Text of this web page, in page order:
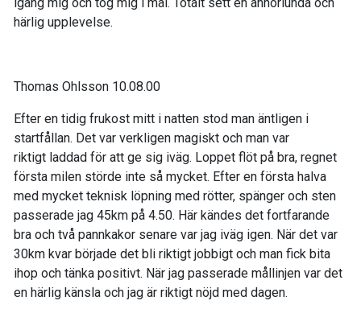
härlig upplevelse.
Thomas Ohlsson 10.08.00
Efter en tidig frukost mitt i natten stod man äntligen i
startfållan. Det var verkligen magiskt och man var
riktigt laddad för att ge sig iväg. Loppet flöt på bra, regnet
första milen störde inte så mycket. Efter en första halva
med mycket teknisk löpning med rötter, spänger och sten
passerade jag 45km på 4.50. Här kändes det fortfarande
bra och två pannkakor senare var jag iväg igen. När det var
30km kvar började det bli riktigt jobbigt och man fick bita
ihop och tänka positivt. När jag passerade mållinjen var det
en härlig känsla och jag är riktigt nöjd med dagen.